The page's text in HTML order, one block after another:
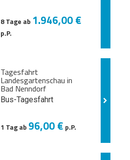
8 Tage ab 1.946,00 €
p.P.
Tagesfahrt
Landesgartenschau in
Bad Nenndorf
Bus-Tagesfahrt
1 Tag ab 96,00 € p.P.